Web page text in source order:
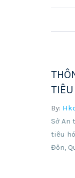
By:
Sở An
tiêu
Đôn,